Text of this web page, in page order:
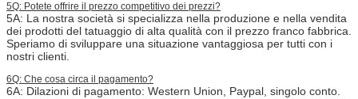
5Q: Potete offrire il prezzo competitivo dei prezzi?
5A: La nostra società si specializza nella produzione e nella vendita
dei prodotti del tatuaggio di alta qualità con il prezzo franco fabbrica.
Speriamo di sviluppare una situazione vantaggiosa per tutti con i
nostri clienti.
6Q: Che cosa circa il pagamento?
6A: Dilazioni di pagamento: Western Union, Paypal, singolo conto.